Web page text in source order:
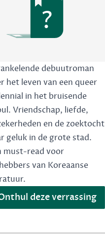
?
debuutroman
het leven van een queer
in het bruisende
Vriendschap, liefde,
en de zoektocht
geluk in de grote stad.
must-read voor
van Koreaanse
deze verrassing